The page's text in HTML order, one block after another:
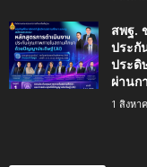
สพฐ.
ประกั
ประดิ
ผ่านก
1 สิงหา